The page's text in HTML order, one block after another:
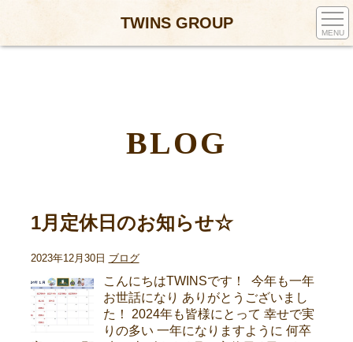
TWINS GROUP
MENU
BLOG
1月定休日のお知らせ☆
2023年12月30日 ブログ
こんにちはTWINSです！ 今年も一年
お世話になり ありがとうございまし
た！ 2024年も皆様にとって 幸せで実
りの多い 一年になりますように 何卒